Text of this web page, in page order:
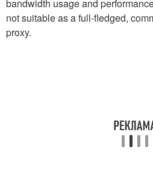
bandwidth usage and
not suitable as a full-fledged,
proxy.